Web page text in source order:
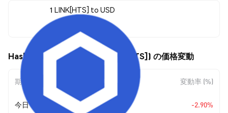
1 LINK[HTS] to USD
Hashport Bridged LINK (LINK[HTS]) の価格変動
期間 変動率 (%)
今日 -$0.118867 -2.90%